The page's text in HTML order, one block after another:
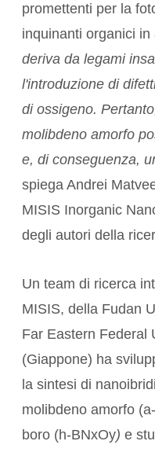
promettenti per la
inquinanti organici in
deriva da legami
l'introduzione di
di ossigeno.
molibdeno amorfo
e, di conseguenza,
spiega Andrei
MISIS Inorganic
degli autori della
Un team di ricerca
MISIS, della Fudan
Far Eastern Federal
(Giappone) ha
la sintesi di
molibdeno amorfo
boro (h-BNxOy) e